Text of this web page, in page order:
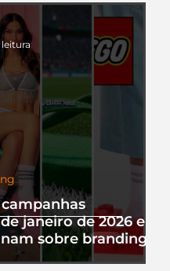
janeiro de 2026 e o
sobre branding